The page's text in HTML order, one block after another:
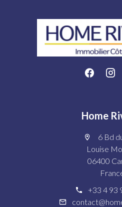
Home
6 Bd
Louise
06400
+33 4 93